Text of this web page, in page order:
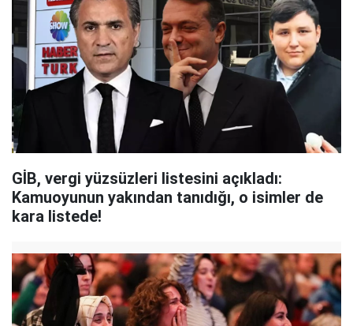
GİB, vergi yüzsüzleri listesini açıkladı:
Kamuoyunun yakından tanıdığı, o isimler de
kara listede!